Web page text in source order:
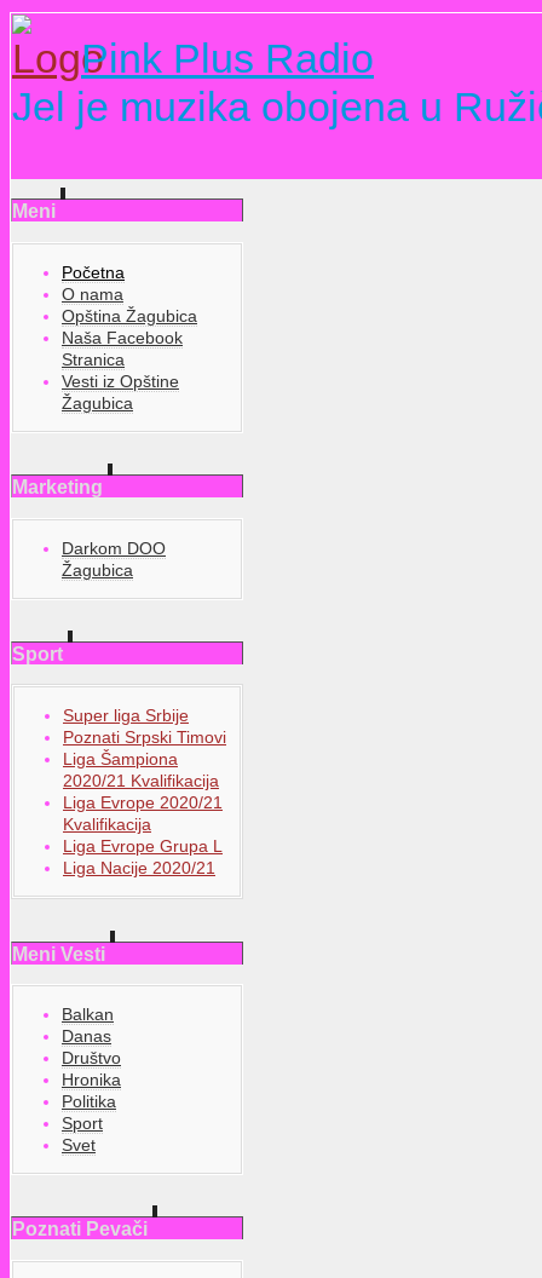
Pink Plus Radio
Jel je muzika obojena u
Meni
Početna
O nama
Opština Žagubica
Naša Facebook
Stranica
Vesti iz Opštine
Žagubica
Marketing
Darkom DOO
Žagubica
Sport
Super liga Srbije
Poznati Srpski Timovi
Liga Šampiona
2020/21 Kvalifikacija
Liga Evrope 2020/21
Kvalifikacija
Liga Evrope Grupa L
Liga Nacije 2020/21
Meni Vesti
Balkan
Danas
Društvo
Hronika
Politika
Sport
Svet
Poznati Pevači